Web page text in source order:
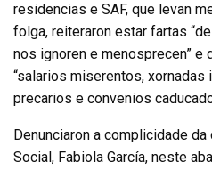
residencias e SAF, que levan
folga, reiteraron estar fartas
nos ignoren e menosprecen” e
“salarios miserentos,
precarios e convenios
Denunciaron a complicidade
Social, Fabiola García, neste